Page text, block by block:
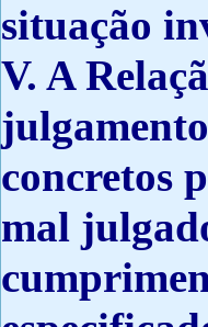
situação
V. A
concretos
mal